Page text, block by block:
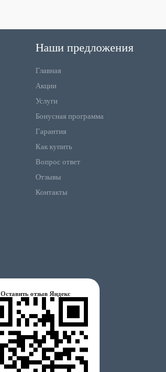
Наши предложения
Главная
Акции
Услуги
Бонусная программа
Гарантия
Как купить
Вопрос ответ
Отзывы
Контакты
Оставить отзыв Яндекс